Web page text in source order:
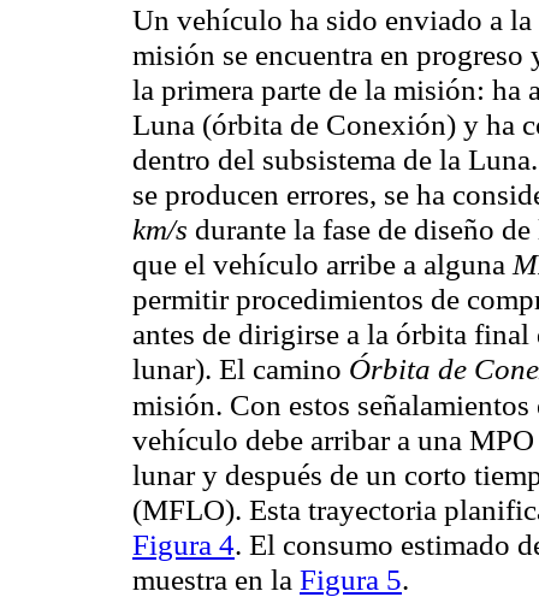
Un vehículo ha sido enviado a
misión se encuentra en
la primera parte de la misión: ha
Luna (órbita de Conexión) y ha
dentro del subsistema de la
se producen errores, se ha
km/s durante la fase de diseño
que el vehículo arribe a alguna
permitir procedimientos de
antes de dirigirse a la órbita
lunar). El camino Órbita de
misión. Con estos
vehículo debe arribar a una
lunar y después de un corto
(MFLO). Esta trayectoria
Figura 4. El consumo estimado
muestra en la Figura 5.